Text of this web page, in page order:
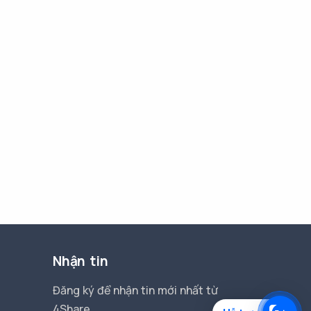
Nhận tin
Đăng ký để nhận tin mới nhất từ